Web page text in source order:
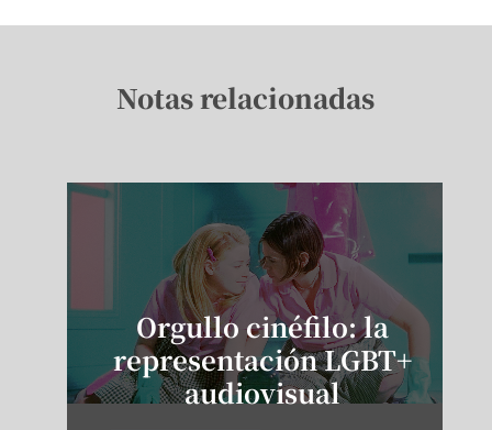
Notas relacionadas
Orgullo cinéfilo: la
representación LGBT+
audiovisual